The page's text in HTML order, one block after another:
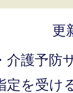
更
介護予防
定を受け